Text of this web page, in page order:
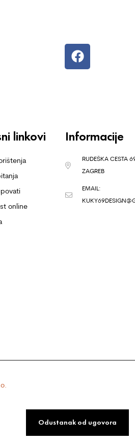
linkovi
online
Informacije
RUDEŠKA CESTA
ZAGREB
EMAIL:
Odustanak od ugovora